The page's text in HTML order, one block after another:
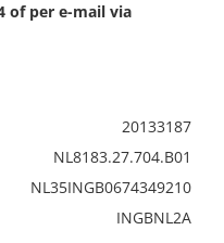
of per e-mail via
20133187
NL8183.27.704.B01
NL35INGB0674349210
INGBNL2A